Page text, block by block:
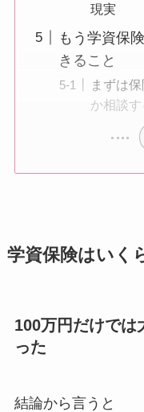
現実
もう学資保
きること
まずは
か相談す
学資保険はいく
100万円だけでは
った
結論から言うと